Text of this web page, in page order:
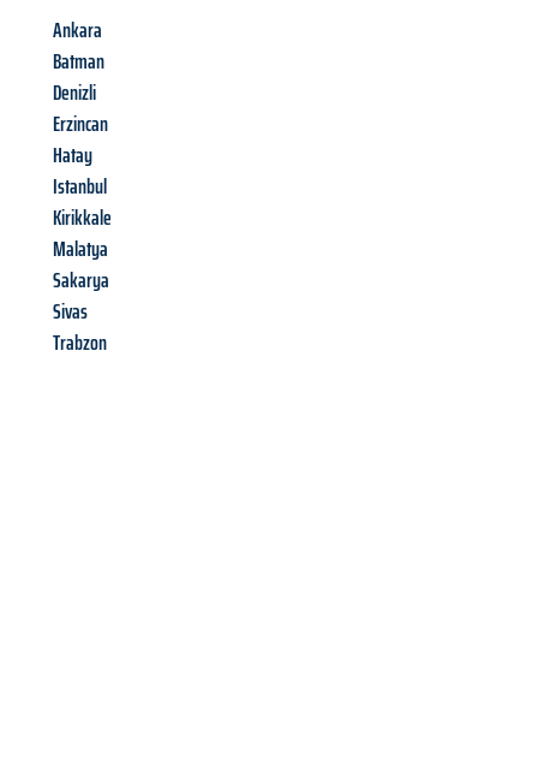
Ankara
Batman
Denizli
Erzincan
Hatay
Istanbul
Kirikkale
Malatya
Sakarya
Sivas
Trabzon